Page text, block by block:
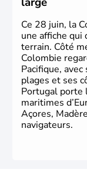
Ce 28 juin, la
une affiche qui
terrain. Côté
Colombie
Pacifique,
plages et ses
Portugal porte
maritimes
Açores,
navigateurs.